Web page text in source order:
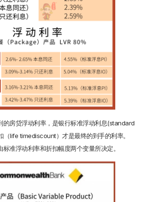
的房贷浮动利率，是银行标准浮动利息(standard
life timediscount）才是最终的到手的利率。
准浮动利率和折扣幅度两个变量所决定。